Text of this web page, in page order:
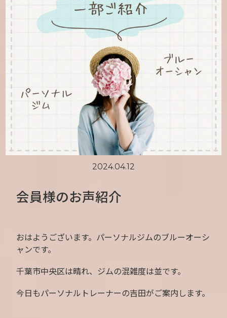
2024.04.12
会員様のお声紹介
おはようございます。パーソナルジムのブルーオーシ
ャンです。
千葉市中央区は晴れ、ジムの混雑度は並です。
今日もパーソナルトレーナーの吉田がご案内します。